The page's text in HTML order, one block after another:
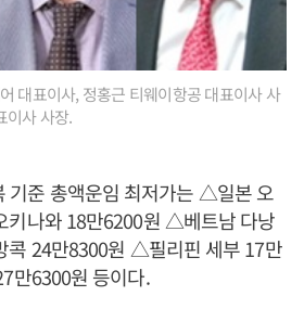
대표이사, 정홍근 티웨이항공 대표이사 사
이사 사장.
기준 총액운임 최저가는 △일본 오
나와 18만6200원 △베트남 다낭
24만8300원 △필리핀 세부 17만
만6300원 등이다.